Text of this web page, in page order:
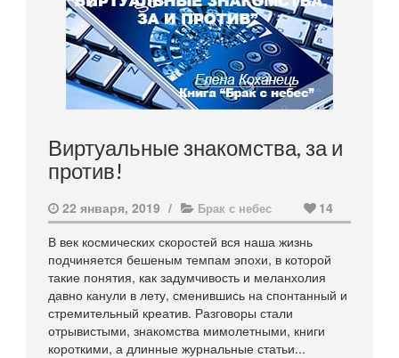
Виртуальные знакомства, за и
против!
22 января, 2019 / Брак с небес
14
В век космических скоростей вся наша жизнь
подчиняется бешеным темпам эпохи, в которой
такие понятия, как задумчивость и меланхолия
давно канули в лету, сменившись на спонтанный и
стремительный креатив. Разговоры стали
отрывистыми, знакомства мимолетными, книги
короткими, а длинные журнальные статьи...